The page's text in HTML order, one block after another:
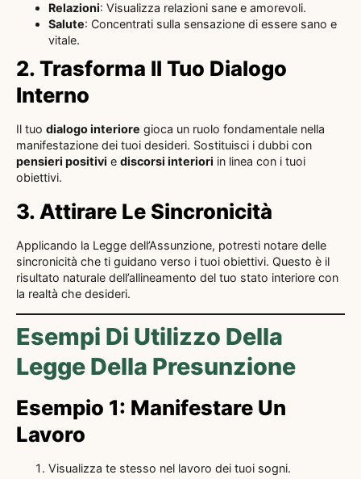
Relazioni: Visualizza relazioni sane e amorevoli.
Salute: Concentrati sulla sensazione di essere sano e
vitale.
2. Trasforma Il Tuo Dialogo
Interno
Il tuo dialogo interiore gioca un ruolo fondamentale nella
manifestazione dei tuoi desideri. Sostituisci i dubbi con
pensieri positivi e discorsi interiori in linea con i tuoi
obiettivi.
3. Attirare Le Sincronicità
Applicando la Legge dell’Assunzione, potresti notare delle
sincronicità che ti guidano verso i tuoi obiettivi. Questo è il
risultato naturale dell’allineamento del tuo stato interiore con
la realtà che desideri.
Esempi Di Utilizzo Della
Legge Della Presunzione
Esempio 1: Manifestare Un
Lavoro
Visualizza te stesso nel lavoro dei tuoi sogni.